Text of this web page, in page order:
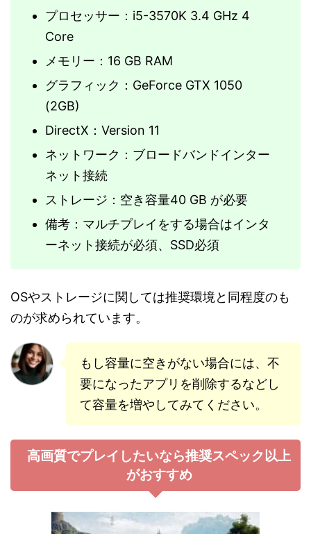
プロセッサー：i5-3570K 3.4 GHz 4
Core
メモリー：16 GB RAM
グラフィック：GeForce GTX 1050
(2GB)
DirectX：Version 11
ネットワーク：ブロードバンドインター
ネット接続
ストレージ：空き容量40 GB が必要
備考：マルチプレイをする場合はインタ
ーネット接続が必須、SSD必須
OSやストレージに関しては推奨環境と同程度のも
のが求められています。
もし容量に空きがない場合には、不
要になったアプリを削除するなどし
て容量を増やしてみてください。
高画質でプレイしたいなら推奨スペック以上
がおすすめ